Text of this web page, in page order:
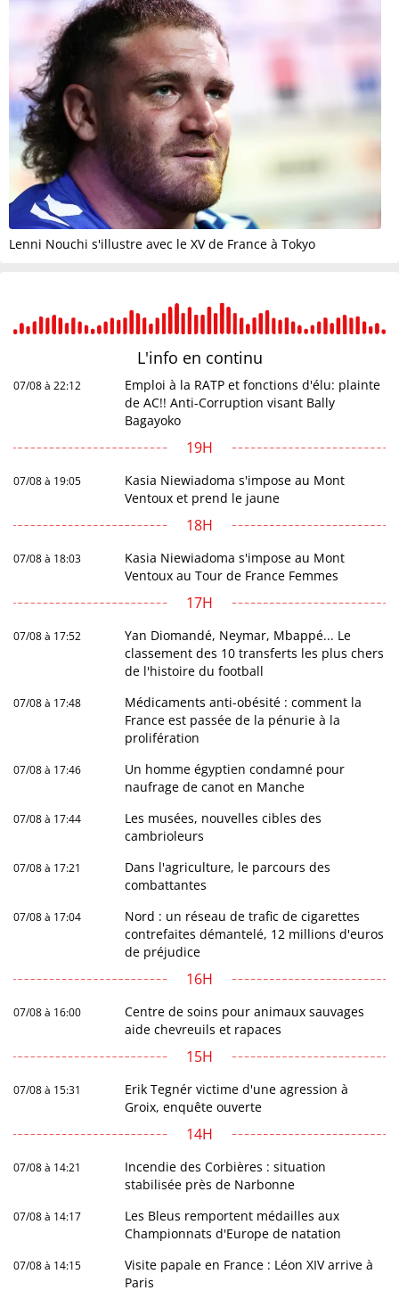
Lenni Nouchi s'illustre avec le XV de France à Tokyo
L'info en continu
07/08 à 22:12
Emploi à la RATP et fonctions d'élu: plainte
de AC!! Anti-Corruption visant Bally
Bagayoko
19H
07/08 à 19:05
Kasia Niewiadoma s'impose au Mont
Ventoux et prend le jaune
18H
07/08 à 18:03
Kasia Niewiadoma s'impose au Mont
Ventoux au Tour de France Femmes
17H
07/08 à 17:52
Yan Diomandé, Neymar, Mbappé... Le
classement des 10 transferts les plus chers
de l'histoire du football
07/08 à 17:48
Médicaments anti-obésité : comment la
France est passée de la pénurie à la
prolifération
07/08 à 17:46
Un homme égyptien condamné pour
naufrage de canot en Manche
07/08 à 17:44
Les musées, nouvelles cibles des
cambrioleurs
07/08 à 17:21
Dans l'agriculture, le parcours des
combattantes
07/08 à 17:04
Nord : un réseau de trafic de cigarettes
contrefaites démantelé, 12 millions d'euros
de préjudice
16H
07/08 à 16:00
Centre de soins pour animaux sauvages
aide chevreuils et rapaces
15H
07/08 à 15:31
Erik Tegnér victime d'une agression à
Groix, enquête ouverte
14H
07/08 à 14:21
Incendie des Corbières : situation
stabilisée près de Narbonne
07/08 à 14:17
Les Bleus remportent médailles aux
Championnats d'Europe de natation
07/08 à 14:15
Visite papale en France : Léon XIV arrive à
Paris